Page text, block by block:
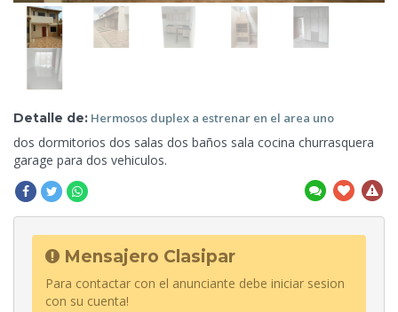
Detalle de: Hermosos duplex a estrenar en el area uno
dos dormitorios dos salas dos baños sala cocina churrasquera
garage para dos vehiculos.
Mensajero Clasipar
Para contactar con el anunciante debe iniciar sesion
con su cuenta!